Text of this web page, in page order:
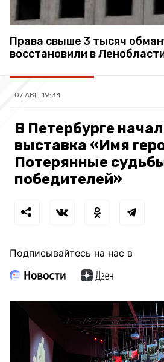
Права свыше 3 тысяч
восстановили в
07 АВГ, 19:34
В Петербурге
выставка «Имя
Потерянные
победителей»
Подписывайтесь на нас в